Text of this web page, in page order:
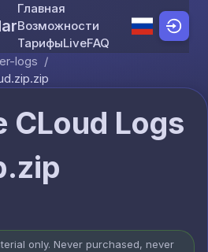
Skip to content
Главная
Возможности
ТарифыLiveFAQ
logs /
CLoud Logs
only. Never purchased, never